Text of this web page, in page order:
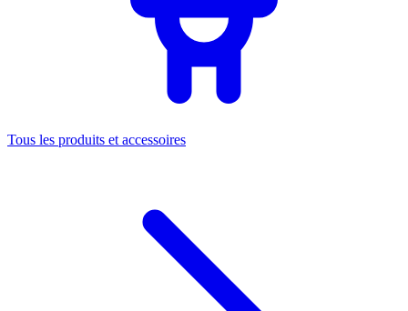
Tous les produits et accessoires